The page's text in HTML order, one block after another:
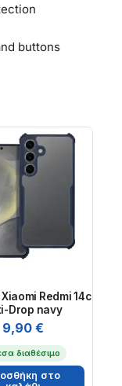
buttons
Redmi 14c
Drop navy
9,90 €
διαθέσιμο
στο